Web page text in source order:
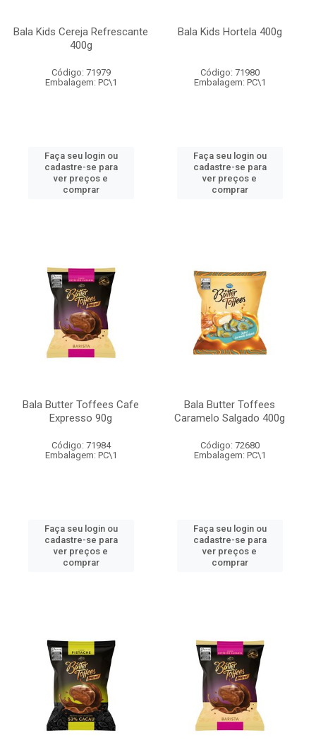
Bala Kids Cereja Refrescante
400g
Código: 71979
Embalagem: PC\1
Faça seu login ou
cadastre-se para
ver preços e
comprar
Bala Kids Hortela 400g
Código: 71980
Embalagem: PC\1
Faça seu login ou
cadastre-se para
ver preços e
comprar
Bala Butter Toffees Cafe
Expresso 90g
Código: 71984
Embalagem: PC\1
Faça seu login ou
cadastre-se para
ver preços e
comprar
Bala Butter Toffees
Caramelo Salgado 400g
Código: 72680
Embalagem: PC\1
Faça seu login ou
cadastre-se para
ver preços e
comprar